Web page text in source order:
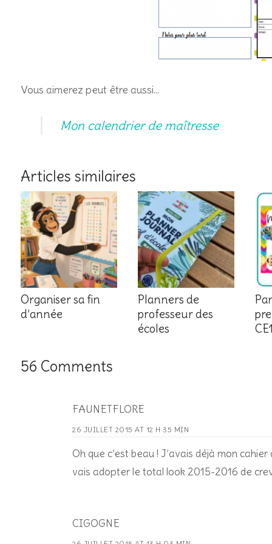
Vous aimerez peut être aussi…
Mon calendrier de maîtresse
Articles similaires
Organiser sa fin
d’année
Planners de
professeur des
écoles
56 Comments
FAUNETFLORE
26 JUILLET 2015 AT 12 H 35 MIN
Oh que c’est beau ! J’avais déjà mon
vais adopter le total look 2015-2016 de
CIGOGNE